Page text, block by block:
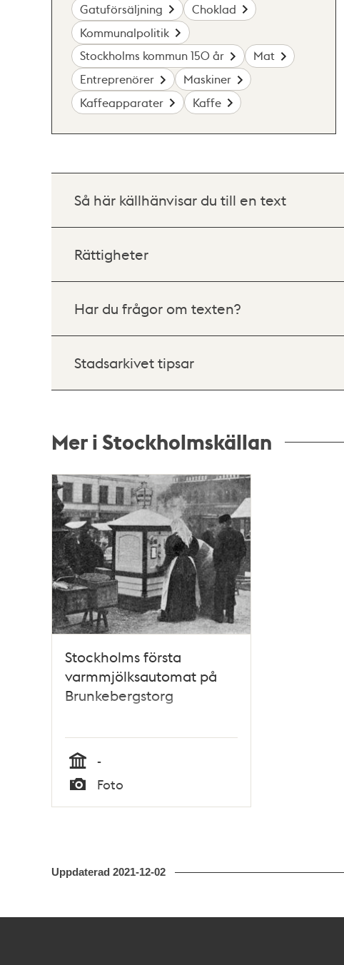
Gatuförsäljning
Choklad
Kommunalpolitik
Stockholms kommun 150 år
Mat
Entreprenörer
Maskiner
Kaffeapparater
Kaffe
Så här källhänvisar du till en text
Rättigheter
Har du frågor om texten?
Stadsarkivet tipsar
Mer i Stockholmskällan
Relaterade
poster
och
teman
Stockholms första
varmmjölksautomat på
Brunkebergstorg
Tid
-
Typ
Foto
Uppdaterad 2021-12-02